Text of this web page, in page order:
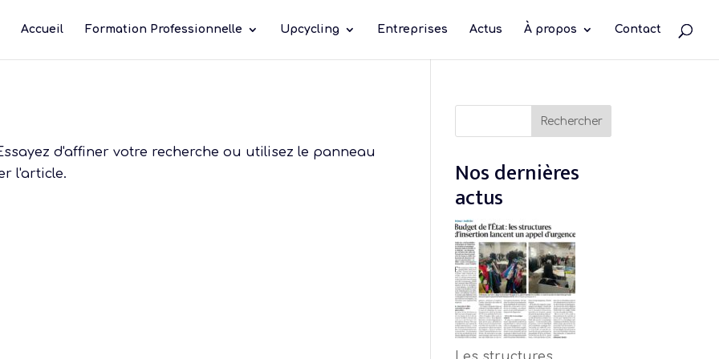
Accueil Formation Professionnelle Upcycling Entreprises Actus À propos Contact
d'affiner votre recherche ou utilisez le panneau
l'article.
Rechercher
Nos dernières
actus